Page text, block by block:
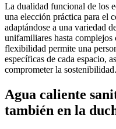
La dualidad funcional de los
una elección práctica para el
adaptándose a una variedad
unifamiliares hasta complejos
flexibilidad permite una
específicas de cada espacio,
comprometer la sostenibilidad.
Agua caliente
también en la